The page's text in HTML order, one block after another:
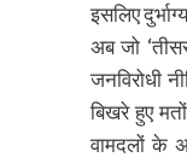
इसलिए
अब जो
जनविरोधी
बिखरे हुए
वामदलों के